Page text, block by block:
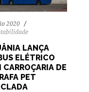
2020
LANÇA
ELÉTRICO
CARROÇARIA DE
PET